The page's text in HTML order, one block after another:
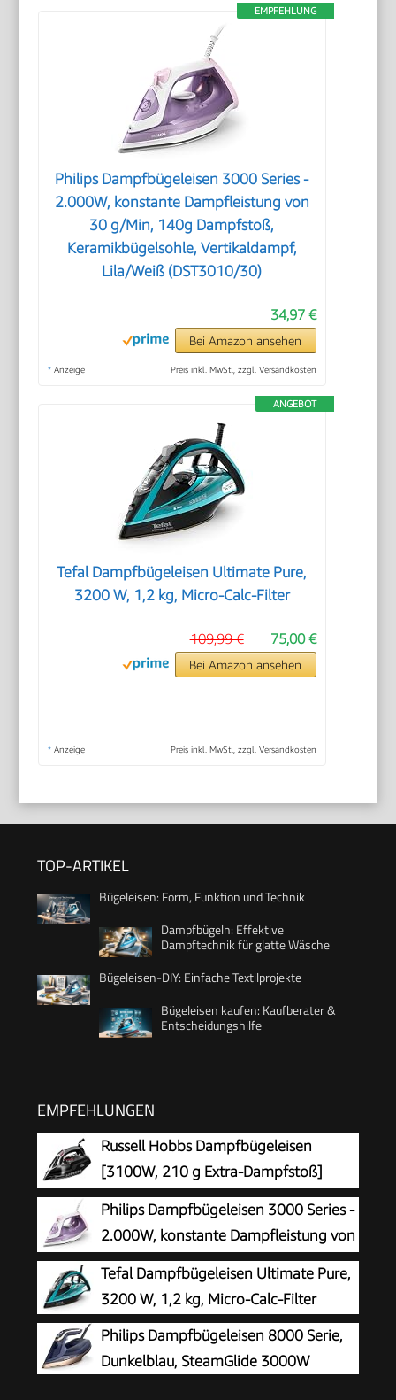
EMPFEHLUNG
Philips Dampfbügeleisen 3000 Series -
2.000W, konstante Dampfleistung von
30 g/Min, 140g Dampfstoß,
Keramikbügelsohle, Vertikaldampf,
Lila/Weiß (DST3010/30)
34,97 €
Bei Amazon ansehen
* Anzeige Preis inkl. MwSt., zzgl. Versandkosten
ANGEBOT
Tefal Dampfbügeleisen Ultimate Pure,
3200 W, 1,2 kg, Micro-Calc-Filter
75,00 €
109,99 €
Bei Amazon ansehen
* Anzeige Preis inkl. MwSt., zzgl. Versandkosten
TOP-ARTIKEL
Bügeleisen: Form, Funktion und Technik
Dampfbügeln: Effektive
Dampftechnik für glatte Wäsche
Bügeleisen-DIY: Einfache Textilprojekte
Bügeleisen kaufen: Kaufberater &
Entscheidungshilfe
EMPFEHLUNGEN
Russell Hobbs Dampfbügeleisen
[3100W, 210 g Extra-Dampfstoß]
Bügeleisen Power (350ml Wassertank,
Keramik Bügelsohle, Selbstreinigungs- &
Sprühwasserfunktion, Antikalk & Tropfstopp,
70g/min) 20630-56
Philips Dampfbügeleisen 3000 Series -
2.000W, konstante Dampfleistung von
30 g/Min, 140g Dampfstoß,
Keramikbügelsohle, Vertikaldampf, Lila/Weiß
(DST3010/30)
Tefal Dampfbügeleisen Ultimate Pure,
3200 W, 1,2 kg, Micro-Calc-Filter
Philips Dampfbügeleisen 8000 Serie,
Dunkelblau, SteamGlide 3000W